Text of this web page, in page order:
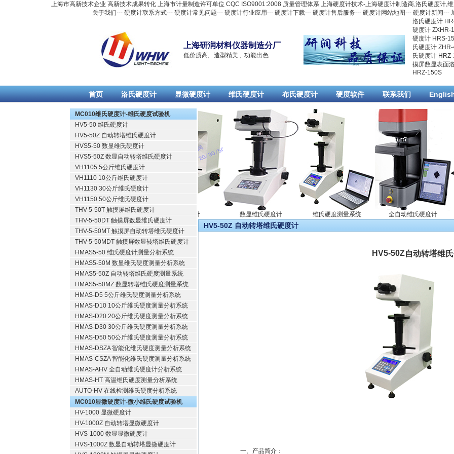
上海市高新技术企业 高新技术成果转化 上海市计量制造许可单位 CQC ISO9001:2008 质量管理体系 上海硬度计技术-上海硬度计制造商,洛氏硬度计,
关于我们--- 硬度计联系方式--- 硬度计常见问题--- 硬度计行业应用--- 硬度计下载--- 硬度计售后服务--- 硬度计网站地图--- 硬度计新闻---
上海研润材料仪器制造分厂
低价质高, 造型精美 , 功能出色
洛氏硬度计
硬度计 ZXHR-
硬度计 HRS-
氏硬度计
氏硬度计
摸屏数显表面
HRZ-150S
首页 洛氏硬度计 显微硬度计 维氏硬度计 布氏硬度计 硬度软件 联系我们
Русский
MC010维氏硬度计-维氏硬度试验机
HV5-50 维氏硬度计
HV5-50Z 自动转塔维氏硬度计
HVS5-50 数显维氏硬度计
HVS5-50Z 数显自动转塔维氏硬度计
VH1105 5公斤维氏硬度计
VH1110 10公斤维氏硬度计
VH1130 30公斤维氏硬度计
VH1150 50公斤维氏硬度计
THV-5-50T 触摸屏维氏硬度计
THV-5-50DT 触摸屏数显维氏硬度计
THV-5-50MT 触摸屏自动转塔维氏硬度计
THV-5-50MDT 触摸屏数显转塔维氏硬度计
HMAS5-50 维氏硬度计测量分析系统
HMAS5-50M 数显维氏硬度测量分析系统
HMAS5-50Z 自动转塔维氏硬度测量系统
HMAS5-50MZ 数显转塔维氏硬度测量系统
HMAS-D5 5公斤维氏硬度测量分析系统
HMAS-D10 10公斤维氏硬度测量分析系统
HMAS-D20 20公斤维氏硬度测量分析系统
HMAS-D30 30公斤维氏硬度测量分析系统
HMAS-D50 50公斤维氏硬度测量分析系统
HMAS-DSZA 智能化维氏硬度测量分析系统
HMAS-CSZA 智能化维氏硬度测量分析系统
HMAS-AHV 全自动维氏硬度计分析系统
HMAS-HT 高温维氏硬度测量分析系统
AUTO-HV 在线检测维氏硬度分析系统
MC010显微硬度计-微小维氏硬度试验机
HV-1000 显微硬度计
HV-1000Z 自动转塔显微硬度计
HVS-1000 数显显微硬度计
HVS-1000Z 数显自动转塔显微硬度计
数显维氏硬度计 维氏硬度测量系统 全自动维氏硬度计
HV5-50Z 自动转塔维氏硬度计
HV5-50Z自动转塔维
一、产品简介：